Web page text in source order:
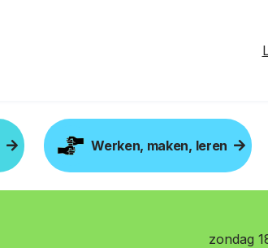
Werken, maken, leren
zondag